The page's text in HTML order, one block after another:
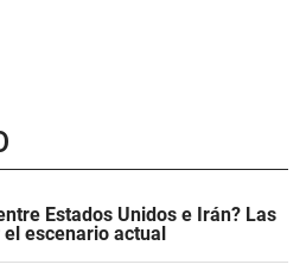
Estados Unidos e Irán? Las
escenario actual